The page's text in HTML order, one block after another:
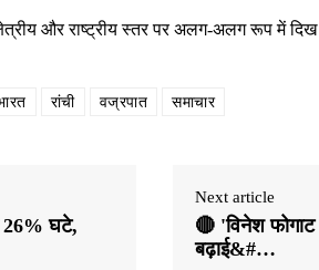
और राष्ट्रीय स्तर पर अलग-अलग रूप में
रांची वज्रपात समाचार
26% घटे,
Next article
🔴 'विनेश
बढ़ाई&#…